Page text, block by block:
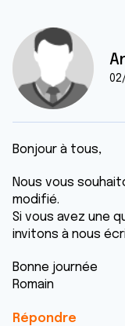
Bonjour à tous,
Nous vous
modifié.
Si vous avez une
invitons à nous
Bonne journée
Romain
Répondre